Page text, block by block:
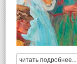
читать подробнее...